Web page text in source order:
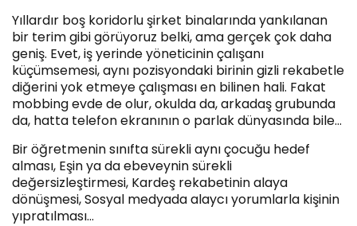
Yıllardır boş koridorlu şirket binalarında yankılanan
bir terim gibi görüyoruz belki, ama gerçek çok daha
geniş. Evet, iş yerinde yöneticinin çalışanı
küçümsemesi, aynı pozisyondaki birinin gizli rekabetle
diğerini yok etmeye çalışması en bilinen hali. Fakat
mobbing evde de olur, okulda da, arkadaş grubunda
da, hatta telefon ekranının o parlak dünyasında bile…
Bir öğretmenin sınıfta sürekli aynı çocuğu hedef
alması, Eşin ya da ebeveynin sürekli
değersizleştirmesi, Kardeş rekabetinin alaya
dönüşmesi, Sosyal medyada alaycı yorumlarla kişinin
yıpratılması…